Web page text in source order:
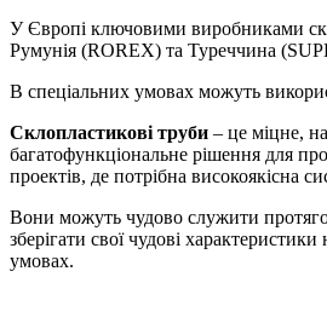
У Європі ключовими виробниками
Румунія (ROREX) та Туреччина
В спеціальних умовах можуть
Склопластикові труби – це міцне,
багатофункціональне рішення для
проектів, де потрібна високоякісна
Вони можуть чудово служити
зберігати свої чудові
умовах.